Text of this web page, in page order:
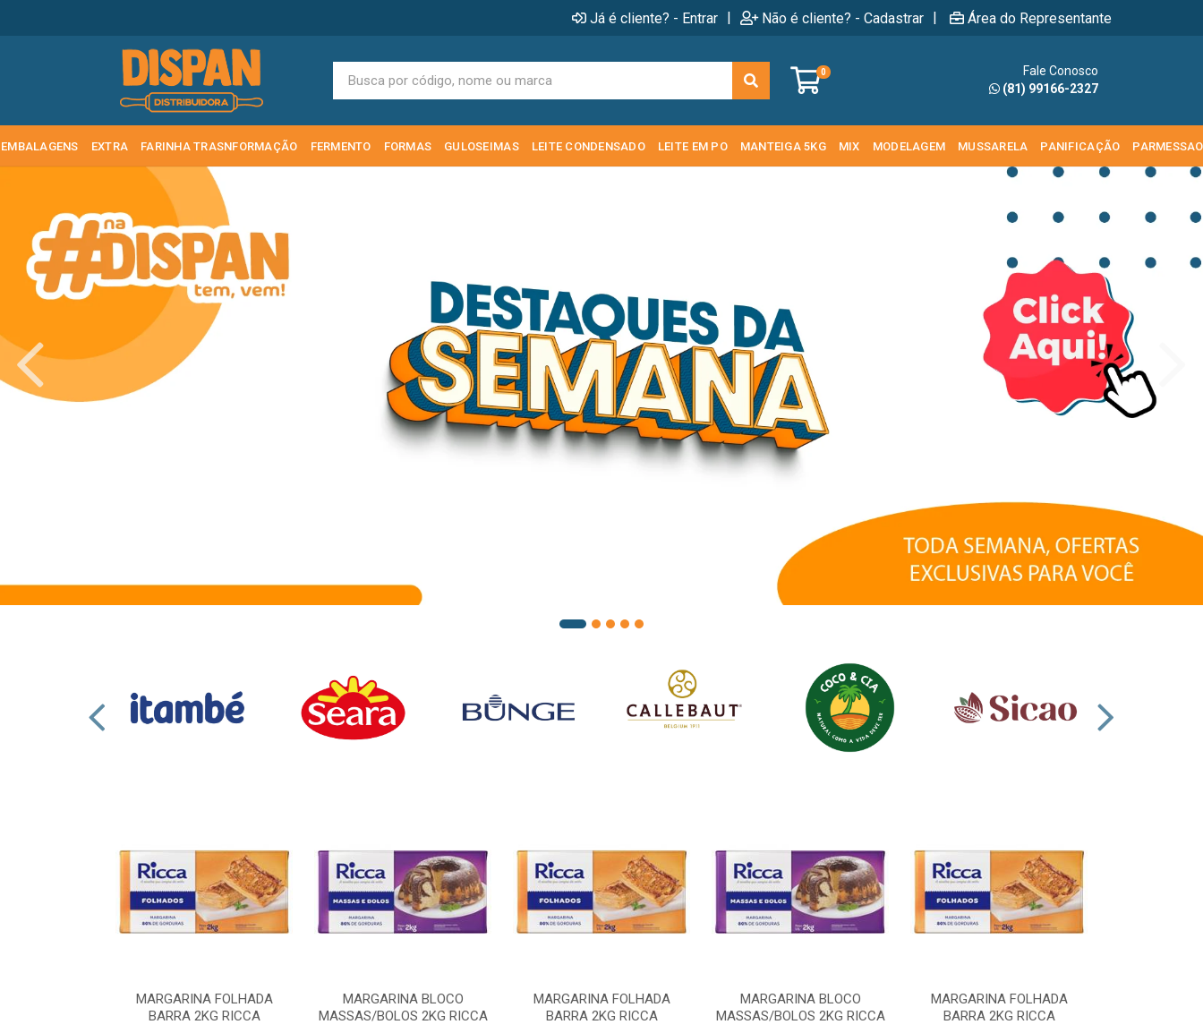
Já é cliente? - Entrar | Não é cliente? - Cadastrar | Área do Representante
0
Fale Conosco
(81) 99166-2327
EMBALAGENS EXTRA FARINHA TRASNFORMAÇÃO FERMENTO FORMAS GULOSEIMAS LEITE CONDENSADO LEITE EM PO MANTEIGA 5KG MIX MODELAGEM MUSSARELA PANIFICAÇÃO PARMESSAO
MARGARINA FOLHADA
BARRA 2KG RICCA
MARGARINA BLOCO
MASSAS/BOLOS 2KG RICCA
MARGARINA FOLHADA
BARRA 2KG RICCA
MARGARINA BLOCO
MASSAS/BOLOS 2KG RICCA
MARGARINA FOLHADA
BARRA 2KG RICCA